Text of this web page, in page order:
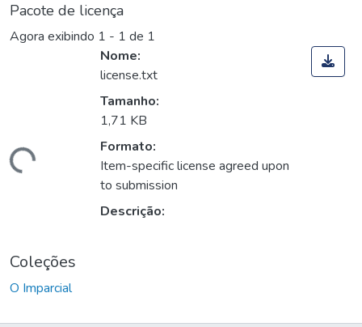
Pacote de licença
Agora exibindo 1 - 1 de 1
Nome:
license.txt
Tamanho:
1,71 KB
Formato:
Item-specific license agreed upon
to submission
Descrição:
Coleções
O Imparcial